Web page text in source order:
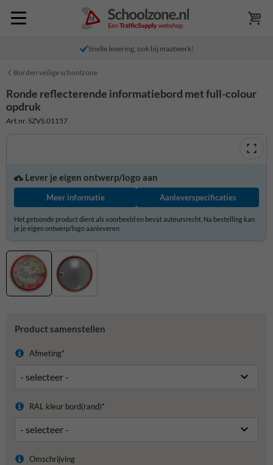
Snelle levering, ook bij maatwerk!
Borden veilige schoolzone
Ronde reflecterende informatiebord met full-colour
opdruk
Art.nr. SZVS.01157
Lever je eigen ontwerp/logo aan
Meer informatie Aanleverspecificaties
Het getoonde product dient als voorbeeld en bevat auteursrecht. Na bestelling kan
je je eigen ontwerp/logo aanleveren.
Product samenstellen
Afmeting*
RAL kleur bord(rand)*
Omschrijving